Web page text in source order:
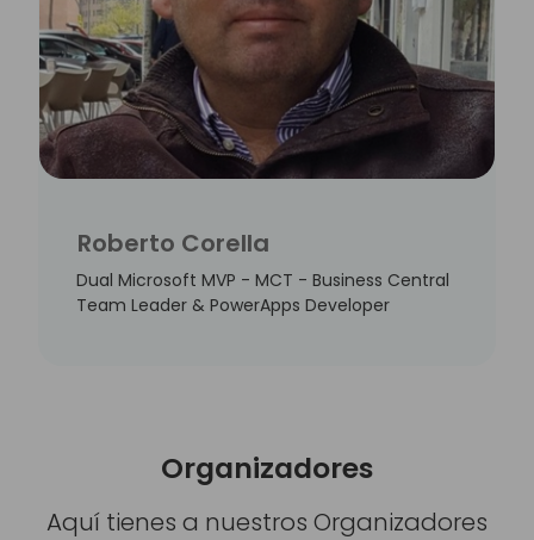
Roberto Corella
Dual Microsoft MVP - MCT - Business Central
Team Leader & PowerApps Developer
Organizadores
Aquí tienes a nuestros Organizadores